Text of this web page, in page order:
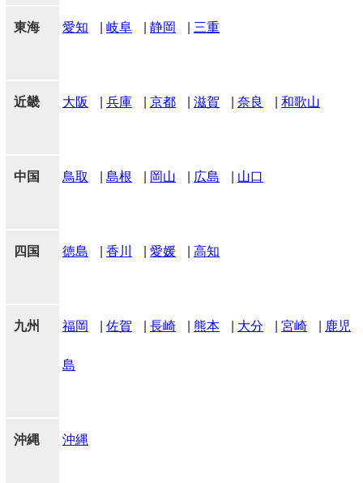
東海 愛知 岐阜 静岡 三重
近畿 大阪 兵庫 京都 滋賀 奈良 和歌山
中国 鳥取 島根 岡山 広島 山口
四国 徳島 香川 愛媛 高知
九州 福岡 佐賀 長崎 熊本 大分 宮崎 鹿児
島
沖縄 沖縄